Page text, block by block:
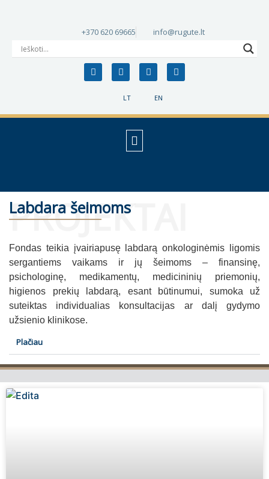
LT EN
+370 620 69665 info@rugute.lt
PROJEKTAI
Labdara šeimoms
Fondas teikia įvairiapusę labdarą onkologinėmis ligomis
sergantiems vaikams ir jų šeimoms – finansinę,
psichologinę, medikamentų, medicininių priemonių,
higienos prekių labdarą, esant būtinumui, sumoka už
suteiktas individualias konsultacijas ar dalį gydymo
užsienio klinikose.
Plačiau